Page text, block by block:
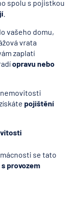
spolu s pojistkou
.
vašeho domu,
vrata
zaplatí
opravu nebo
pojištění
se tato
provozem